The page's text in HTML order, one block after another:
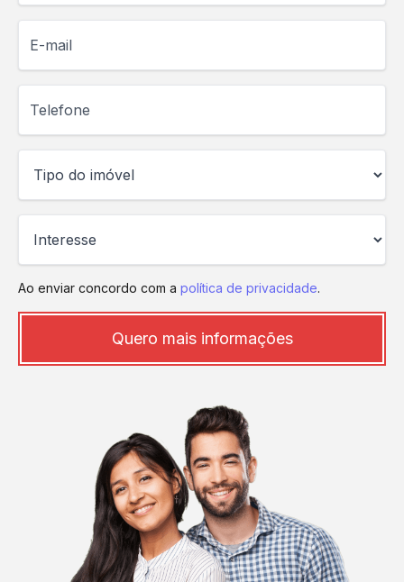
Ao enviar concordo com a política de privacidade.
Quero mais informações